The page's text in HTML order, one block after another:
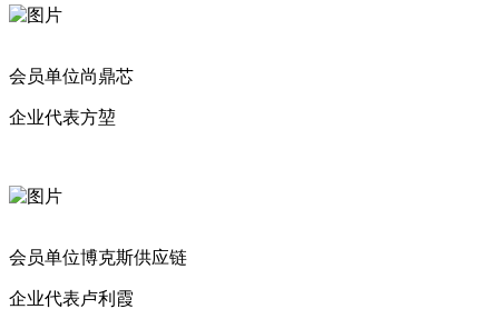
会员单位尚鼎芯
企业代表方堃
会员单位博克斯供应链
企业代表卢利霞